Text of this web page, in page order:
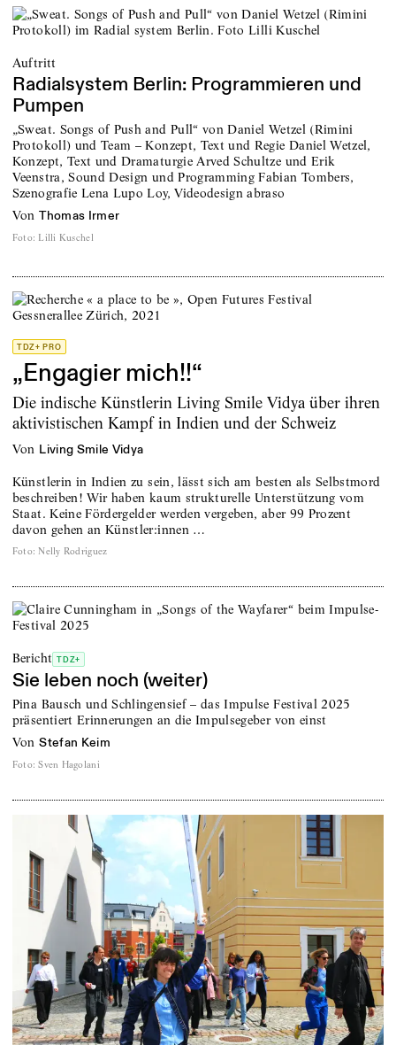
Auftritt
Radialsystem Berlin: Programmieren und
Pumpen
„Sweat. Songs of Push and Pull“ von Daniel Wetzel (Rimini
Protokoll) und Team – Konzept, Text und Regie Daniel Wetzel,
Konzept, Text und Dramaturgie Arved Schultze und Erik
Veenstra, Sound Design und Programming Fabian Tombers,
Szenografie Lena Lupo Loy, Videodesign abraso
von Thomas Irmer
Foto: Lilli Kuschel
TDZ+ PRO
„Engagier mich!!“
Die indische Künstlerin Living Smile Vidya über ihren
aktivistischen Kampf in Indien und der Schweiz
von Living Smile Vidya
Künstlerin in Indien zu sein, lässt sich am besten als Selbstmord
beschreiben! Wir haben kaum strukturelle Unterstützung vom
Staat. Keine Förder­gelder werden vergeben, aber 99 Prozent
davon gehen an Künstler:innen …
Foto: Nelly Rodriguez
Bericht TDZ+
Sie leben noch (weiter)
Pina Bausch und Schlingensief – das Impulse Festival 2025
präsentiert Erinnerungen an die Impulsegeber von einst
von Stefan Keim
Foto: Sven Hagolani